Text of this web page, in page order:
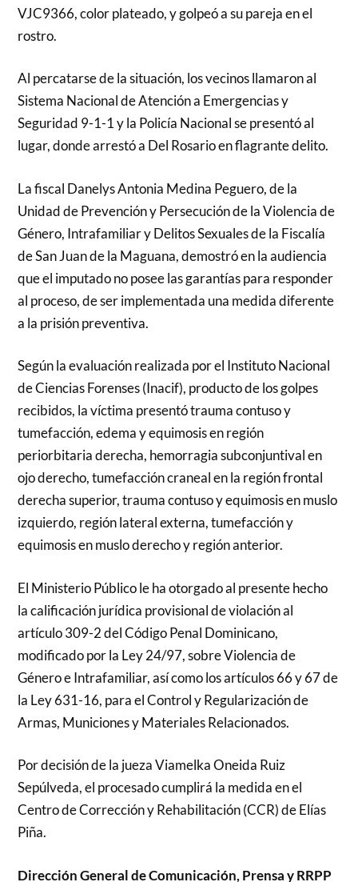
VJC9366, color plateado, y golpeó a su pareja en el
rostro.
Al percatarse de la situación, los vecinos llamaron al
Sistema Nacional de Atención a Emergencias y
Seguridad 9-1-1 y la Policía Nacional se presentó al
lugar, donde arrestó a Del Rosario en flagrante delito.
La fiscal Danelys Antonia Medina Peguero, de la
Unidad de Prevención y Persecución de la Violencia de
Género, Intrafamiliar y Delitos Sexuales de la Fiscalía
de San Juan de la Maguana, demostró en la audiencia
que el imputado no posee las garantías para responder
al proceso, de ser implementada una medida diferente
a la prisión preventiva.
Según la evaluación realizada por el Instituto Nacional
de Ciencias Forenses (Inacif), producto de los golpes
recibidos, la víctima presentó trauma contuso y
tumefacción, edema y equimosis en región
periorbitaria derecha, hemorragia subconjuntival en
ojo derecho, tumefacción craneal en la región frontal
derecha superior, trauma contuso y equimosis en muslo
izquierdo, región lateral externa, tumefacción y
equimosis en muslo derecho y región anterior.
El Ministerio Público le ha otorgado al presente hecho
la calificación jurídica provisional de violación al
artículo 309-2 del Código Penal Dominicano,
modificado por la Ley 24/97, sobre Violencia de
Género e Intrafamiliar, así como los artículos 66 y 67 de
la Ley 631-16, para el Control y Regularización de
Armas, Municiones y Materiales Relacionados.
Por decisión de la jueza Viamelka Oneida Ruiz
Sepúlveda, el procesado cumplirá la medida en el
Centro de Corrección y Rehabilitación (CCR) de Elías
Piña.
Dirección General de Comunicación, Prensa y RRPP